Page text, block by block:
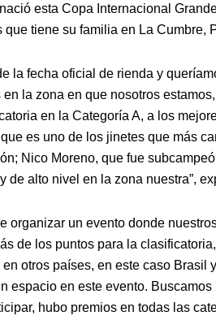
esta Copa Internacional
tiene su familia en La Cumbre,
la fecha oficial de rienda y
la zona en que nosotros
en la Categoría A, a los
es uno de los jinetes que más
Nico Moreno, que fue
de alto nivel en la zona nuestra”,
organizar un evento donde
de los puntos para la
otros países, en este caso Brasil
espacio en este evento.
hubo premios en todas las